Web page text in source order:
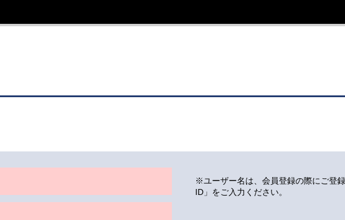
※ユーザー名は、会員登録の際にご登
ID」をご入力ください。